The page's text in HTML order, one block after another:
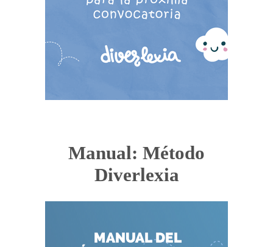
Manual: Método
Diverlexia